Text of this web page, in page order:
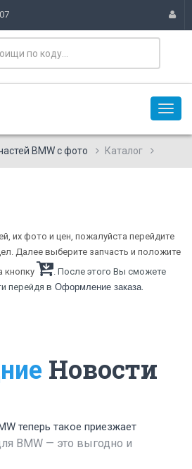
BMW с фото Каталог
их фото и цен, пожалуйста перейдите
Далее выберите запчасть и положите
кнопку
. После этого Вы сможете
перейдя в Оформление заказа.
Новости
теперь такое приезжает
BMW — это выгодно и